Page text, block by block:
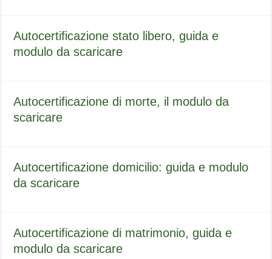
Autocertificazione stato libero, guida e
modulo da scaricare
Autocertificazione di morte, il modulo da
scaricare
Autocertificazione domicilio: guida e modulo
da scaricare
Autocertificazione di matrimonio, guida e
modulo da scaricare